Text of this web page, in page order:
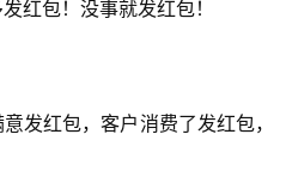
红包！没事就发红包！
发红包，客户消费了发红包，